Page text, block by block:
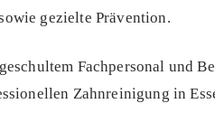
gezielte Prävention.
Fachpersonal und
Zahnreinigung in